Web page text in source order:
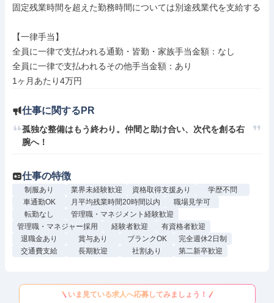
固定残業時間を超えた勤務時間については別途残業代を支給する
【一律手当】
全員に一律で支払われる通勤・皆勤・家族手当金額：なし
全員に一律で支払われるその他手当金額：あり
仕事に関するPR
孤独な整備はもう終わり。仲間と助け合い、次代を創る右
腕へ！
仕事の特徴
制服あり 業界未経験歓迎 資格取得支援あり
学歴不問
車通勤OK
月平均残業時間20時間以内
職場見学可
転勤なし
管理職・マネジメント経験歓迎
管理職・マネジャー採用
経験者歓迎
有資格者歓迎
退職金あり
賞与あり ブランクOK
完全週休2日制
交通費支給
長期歓迎 社割あり 第二新卒歓迎
いま見ている求人へ応募してみましょう！